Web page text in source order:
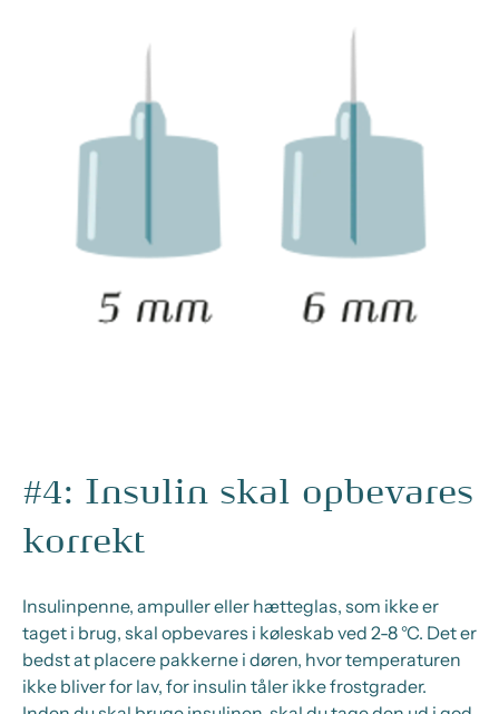
#4: Insulin skal opbevares
korrekt
Insulinpenne, ampuller eller hætteglas, som ikke er
taget i brug, skal opbevares i køleskab ved 2-8 °C. Det er
bedst at placere pakkerne i døren, hvor temperaturen
ikke bliver for lav, for insulin tåler ikke frostgrader.